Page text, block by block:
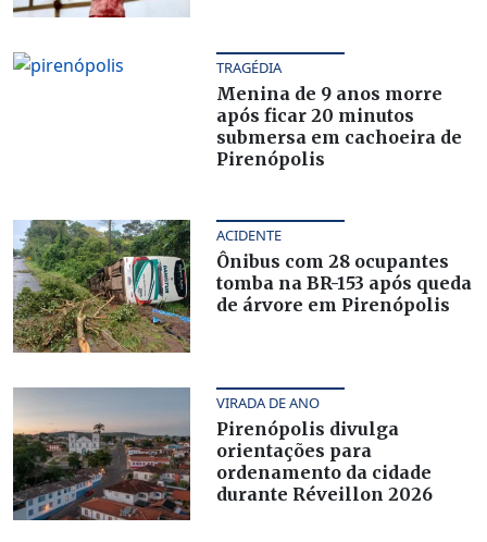
TRAGÉDIA
Menina de 9 anos morre
após ficar 20 minutos
submersa em cachoeira de
Pirenópolis
ACIDENTE
Ônibus com 28 ocupantes
tomba na BR-153 após queda
de árvore em Pirenópolis
VIRADA DE ANO
Pirenópolis divulga
orientações para
ordenamento da cidade
durante Réveillon 2026